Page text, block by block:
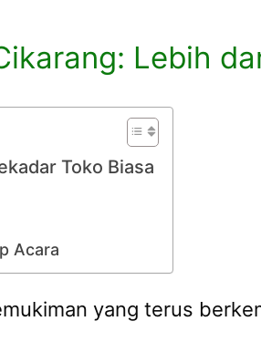
Lebih
Toko Biasa
Acara
yang terus